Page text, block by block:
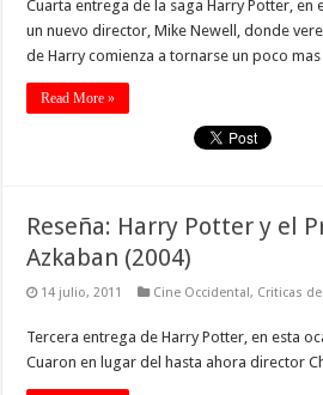
Cuarta entrega de la saga Harry Potter,
un nuevo director, Mike Newell, donde
de Harry comienza a tornarse un poco
Read More »
Reseña: Harry Potter y el
Azkaban (2004)
14 julio, 2011 Cine Occidental, Criticas
Tercera entrega de Harry Potter, en esta
Cuaron en lugar del hasta ahora director